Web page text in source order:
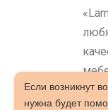
Если возникнут
нужна будет
ТЦ